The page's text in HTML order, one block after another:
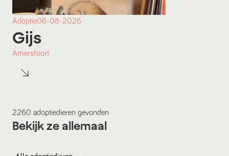
Adoptie06-08-2026
Gijs
Amersfoort
2260 adoptiedieren gevonden
Bekijk ze allemaal